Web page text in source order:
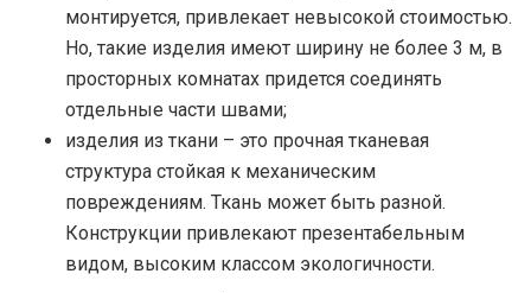
монтируется, привлекает невысокой стоимостью.
Но, такие изделия имеют ширину не более 3 м, в
просторных комнатах придется соединять
отдельные части швами;
изделия из ткани – это прочная тканевая
структура стойкая к механическим
повреждениям. Ткань может быть разной.
Конструкции привлекают презентабельным
видом, высоким классом экологичности.